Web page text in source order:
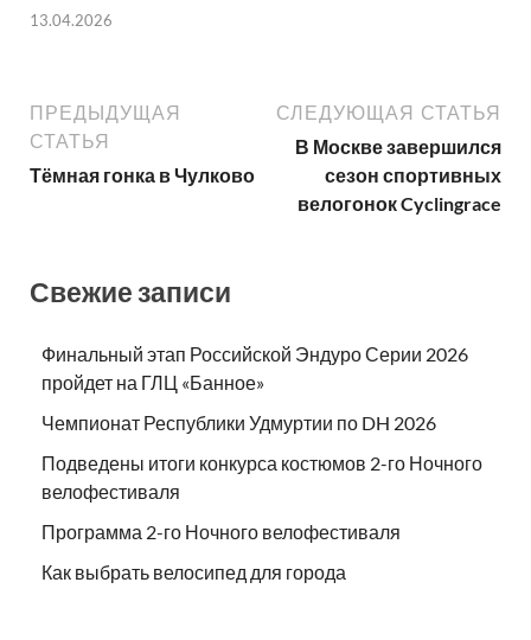
13.04.2026
ПРЕДЫДУЩАЯ
СТАТЬЯ
Тёмная гонка в Чулково
СЛЕДУЮЩАЯ СТАТЬЯ
В Москве завершился
сезон спортивных
велогонок Cyclingrace
Свежие записи
Финальный этап Российской Эндуро Серии 2026
пройдет на ГЛЦ «Банное»
Чемпионат Республики Удмуртии по DH 2026
Подведены итоги конкурса костюмов 2-го Ночного
велофестиваля
Программа 2-го Ночного велофестиваля
Как выбрать велосипед для города